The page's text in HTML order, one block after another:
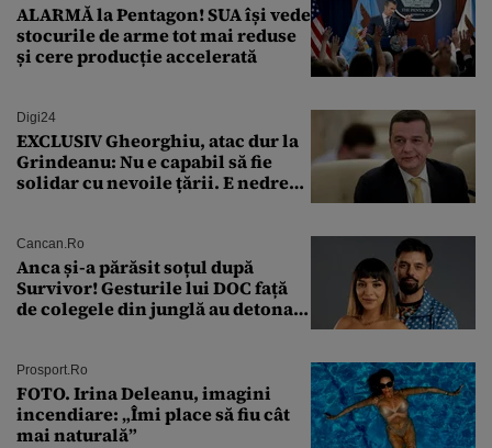
ALARMĂ la Pentagon! SUA își vede
stocurile de arme tot mai reduse
și cere producție accelerată
Digi24
EXCLUSIV Gheorghiu, atac dur la
Grindeanu: Nu e capabil să fie
solidar cu nevoile țării. E nedrept
Cancan.ro
Anca și-a părăsit soțul după
Survivor! Gesturile lui DOC față
de colegele din junglă au detonat
Prosport.ro
FOTO. Irina Deleanu, imagini
incendiare: „Îmi place să fiu cât
mai naturală”